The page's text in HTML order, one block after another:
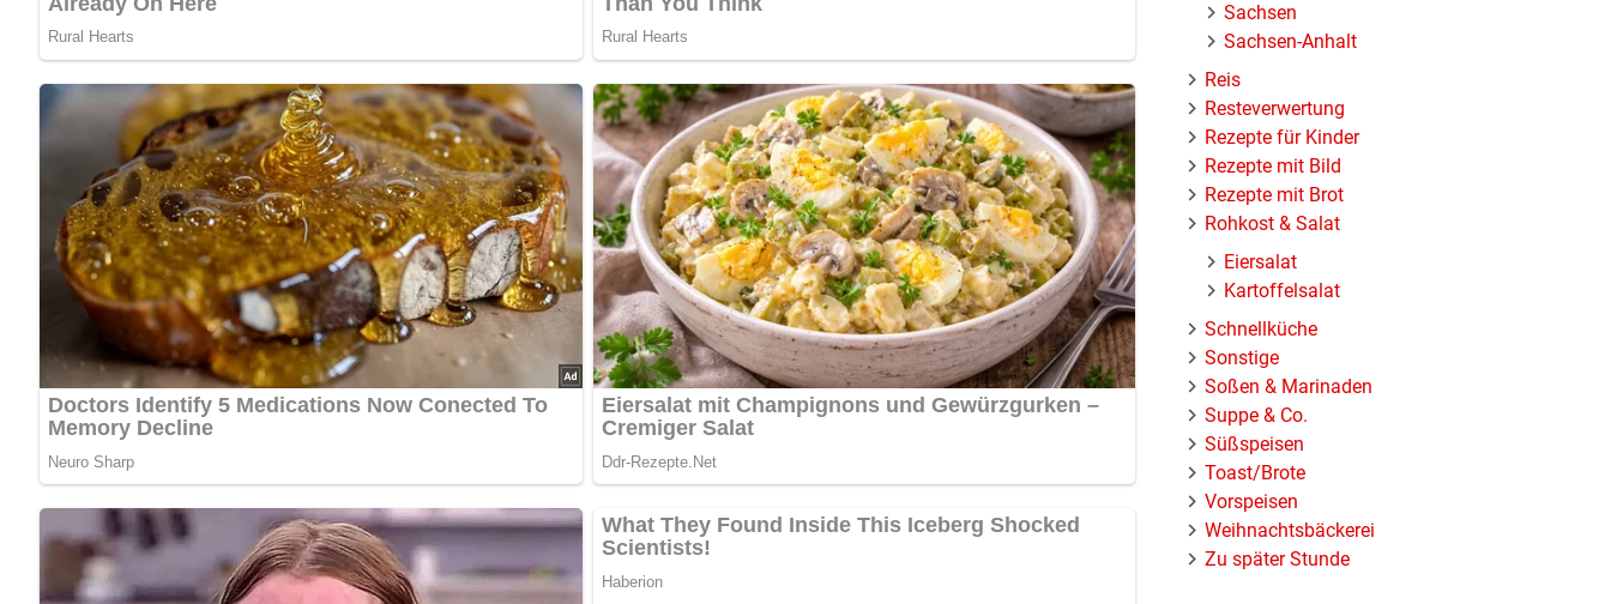
Zutaten für den Fisch-Pilzsalat für 4 Personen
400 g Fischfilet
Zitronensaft oder Weinessig
Salz
400 g Steinpilze oder 250 g Konservenchampignons
Öl
2 Teelöffel feingehackte Küchenkräuter
80 g Mayonnaise
2 Eßlöffel Joghurt oder Sauermilch
Basilikum
Petersilie zum Garnieren
Lob, Kritik, Fragen oder Anregungen zum Rezept? Dann hinterlasse doch bitte einen Kommentar & auch eine Bewertung am
Ende dieser Seite.
Zubereitung des Fisch-Pilzsalates
Sachsen
Sachsen-Anhalt
Reis
Resteverwertung
Rezepte für Kinder
Rezepte mit Bild
Rezepte mit Brot
Rohkost & Salat
Eiersalat
Kartoffelsalat
Schnellküche
Sonstige
Soßen & Marinaden
Suppe & Co.
Süßspeisen
Toast/Brote
Vorspeisen
Weihnachtsbäckerei
Zu später Stunde